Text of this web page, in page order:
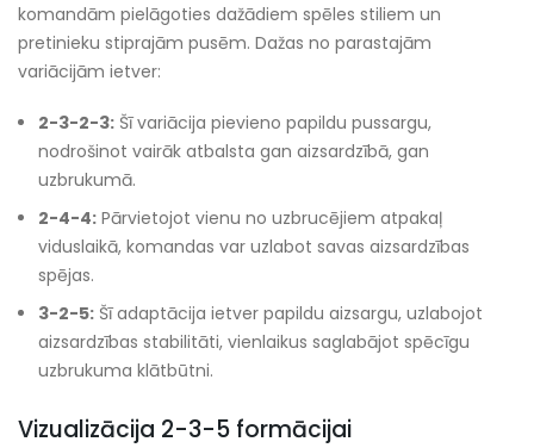
komandām pielāgoties dažādiem spēles stiliem un
pretinieku stiprajām pusēm. Dažas no parastajām
variācijām ietver:
2-3-2-3: Šī variācija pievieno papildu pussargu,
nodrošinot vairāk atbalsta gan aizsardzībā, gan
uzbrukumā.
2-4-4: Pārvietojot vienu no uzbrucējiem atpakaļ
viduslaikā, komandas var uzlabot savas aizsardzības
spējas.
3-2-5: Šī adaptācija ietver papildu aizsargu, uzlabojot
aizsardzības stabilitāti, vienlaikus saglabājot spēcīgu
uzbrukuma klātbūtni.
Vizualizācija 2-3-5 formācijai